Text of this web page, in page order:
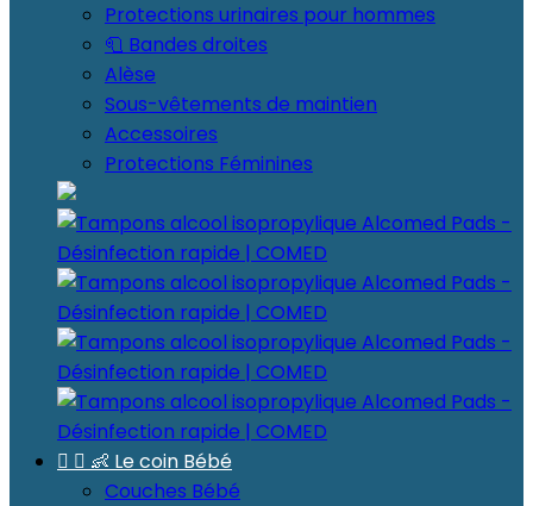
Protections urinaires pour hommes
🧻 Bandes droites
Alèse
Sous-vêtements de maintien
Accessoires
Protections Féminines
  👶 Le coin Bébé
Couches Bébé